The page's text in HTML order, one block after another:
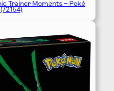
Trainer Moments – Poké